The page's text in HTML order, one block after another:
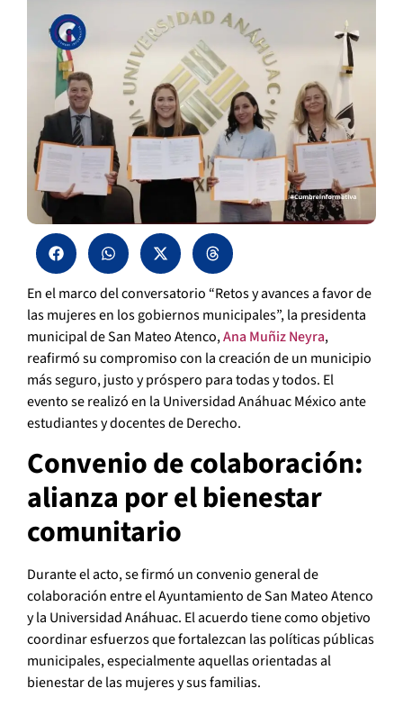
En el marco del conversatorio “Retos y avances a favor de
las mujeres en los gobiernos municipales”, la presidenta
municipal de San Mateo Atenco,Ana Muñiz Neyra,
reafirmó su compromiso con la creación de un municipio
más seguro, justo y próspero para todas y todos. El
evento se realizó en la Universidad Anáhuac México ante
estudiantes y docentes de Derecho.
Convenio de colaboración:
alianza por el bienestar
comunitario
Durante el acto, se firmó un convenio general de
colaboración entre el Ayuntamiento de San Mateo Atenco
y la Universidad Anáhuac. El acuerdo tiene como objetivo
coordinar esfuerzos que fortalezcan las políticas públicas
municipales, especialmente aquellas orientadas al
bienestar de las mujeres y sus familias.